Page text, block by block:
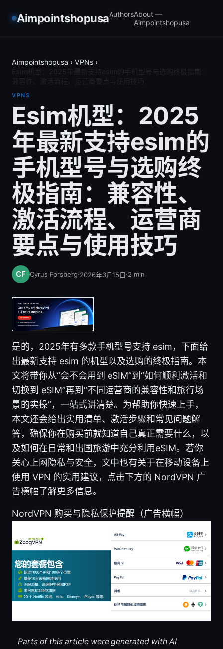
AimpointshopusaAuthorsAbout —
Aimpointshopusa
Aimpointshopusa › VPNs ›
VPNS
Esim机型：2025
年最新支持esim的
手机型号与选购终
极指南：兼容性、
激活流程、运营商
要点与使用技巧
Cyrus Forsberg·2026年3月15日·2 min
是的，2025年有多款手机型号支持 esim，下面给
出最新支持 esim 的机型以及选购的终极指南。本
文将带你从“会不会用到 eSIM”到“如何顺利激活和
切换到 eSIM”再到“不同运营商的兼容性和旅行场
景的实操”，一站式讲清楚。为帮助你快速上手，
本文还会给出实用清单、激活步骤和常见问题解
答，确保你在购买前就知道自己真正需要什么，以
及如何在日常和出国旅游中充分利用eSIM。若你
关心上网隐私与安全，文中也有关于在移动设备上
使用 VPN 的实用建议，点击下方的 NordVPN 广
告横幅了解更多信息。
NordVPN 购买与隐私保护提醒（广告横幅）
Parts of this article were generated with AI